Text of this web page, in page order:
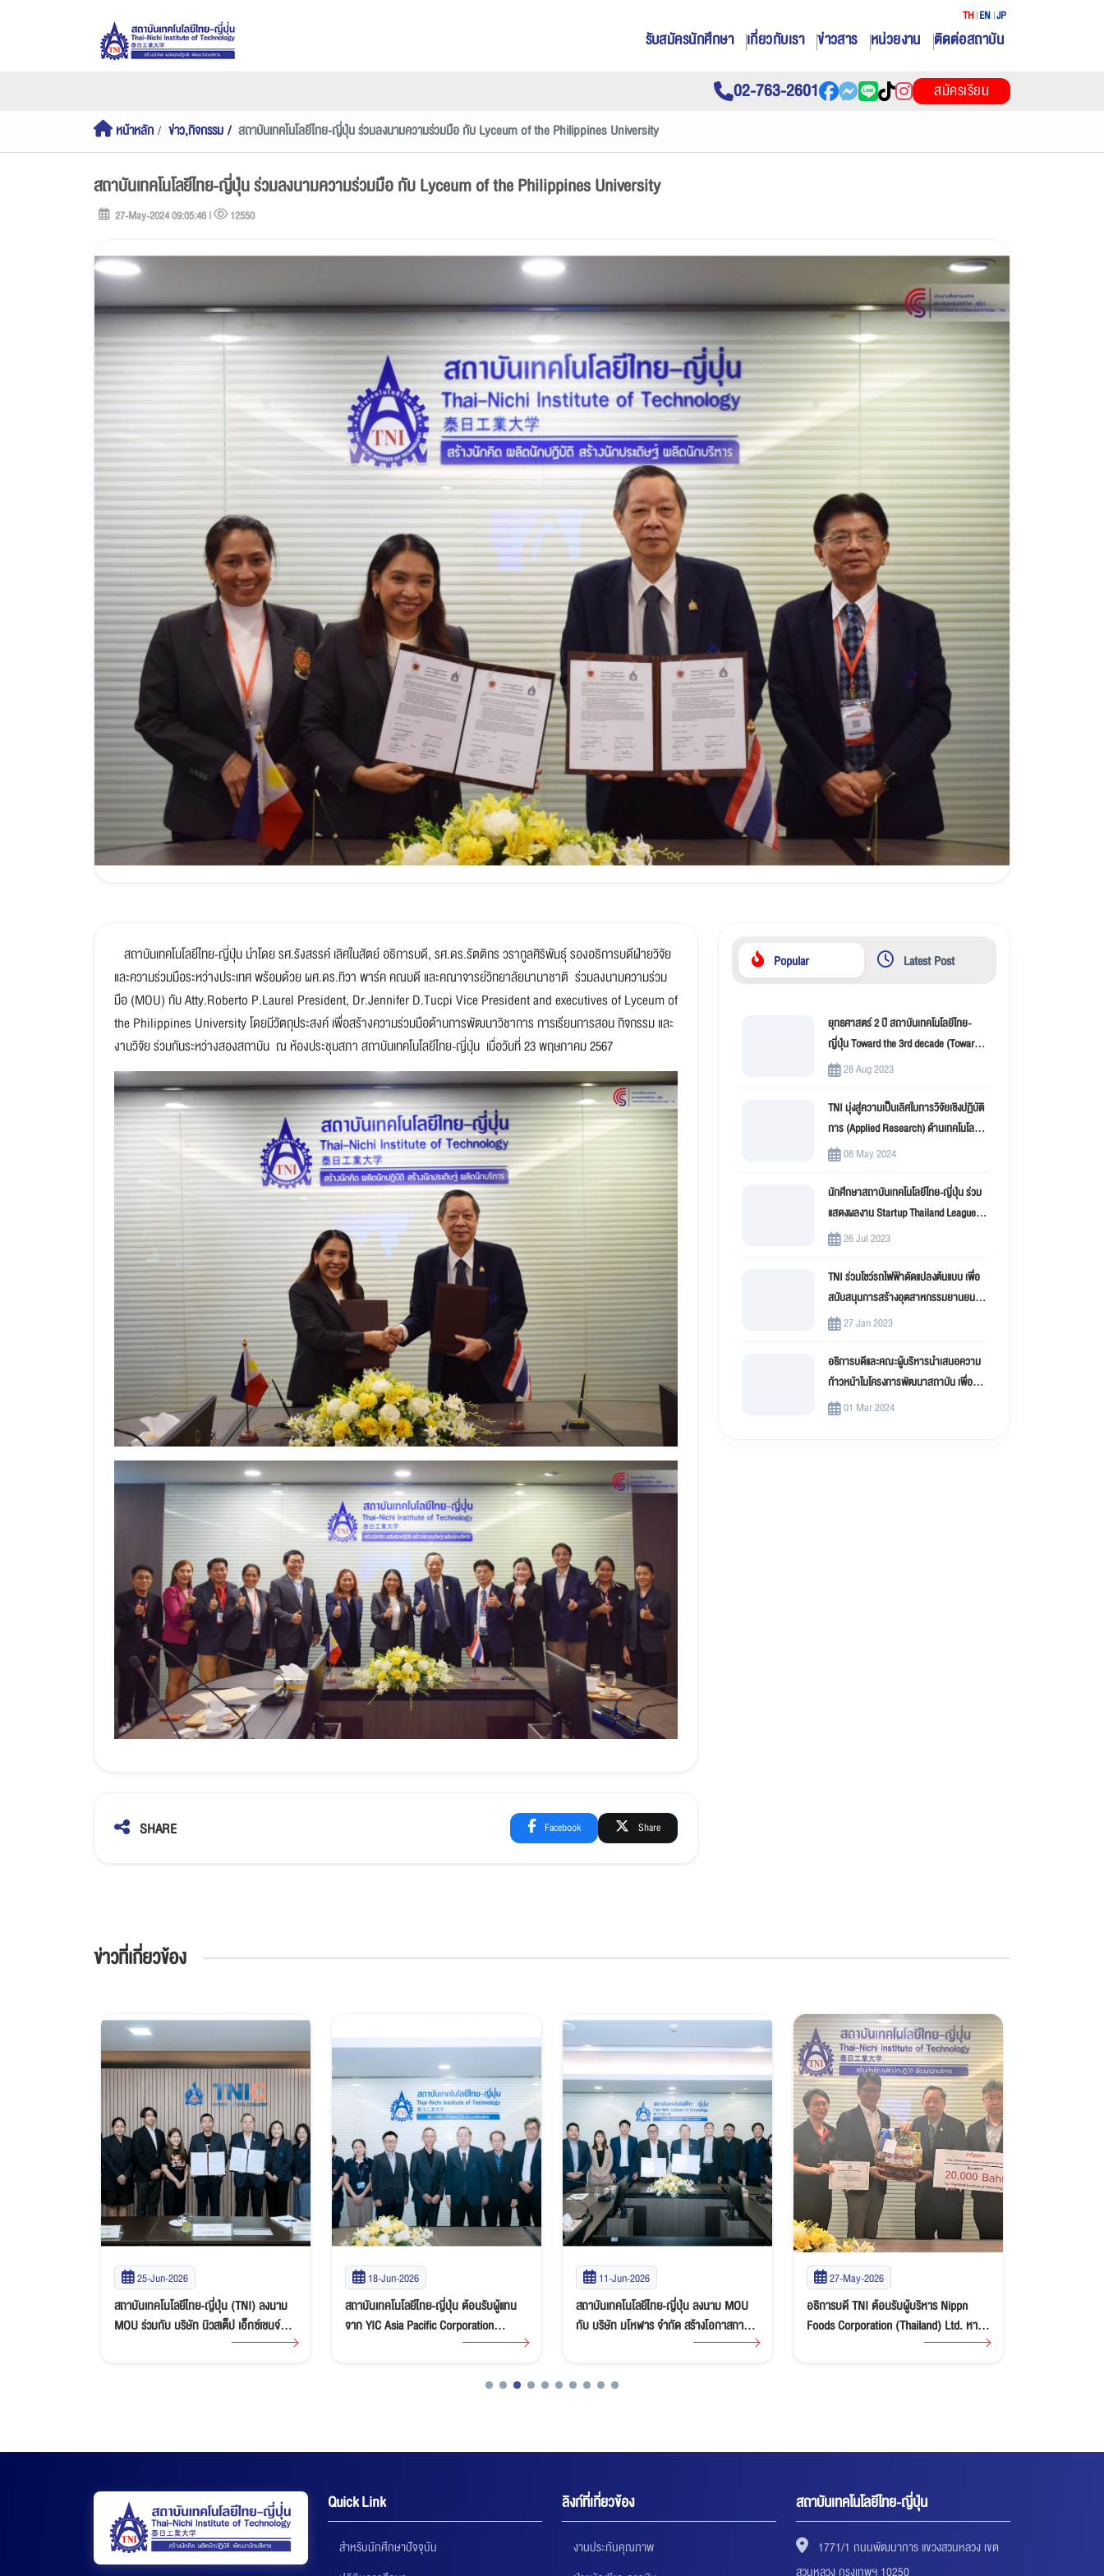
รับสมัครนักศึกษา เกี่ยวกับเรา ข่าวสาร หน่วยงาน ติดต่อสถาบัน
TH EN JP
02-763-2601 สมัครเรียน
หน้าหลัก ข่าว,กิจกรรม สถาบันเทคโนโลยีไทย-ญี่ปุ่น ร่วมลงนามความร่วมมือ กับ Lyceum of the Philippines University
สถาบันเทคโนโลยีไทย-ญี่ปุ่น ร่วมลงนามความร่วมมือ กับ Lyceum of the Philippines University
27-May-2024 09:05:46 | 12550
สถาบันเทคโนโลยีไทย-ญี่ปุ่น นำโดย รศ.รังสรรค์ เลิศในสัตย์ อธิการบดี, รศ.ดร.รัตติกร วรากูลศิริพันธุ์ รองอธิการบดีฝ่ายวิจัย
และความร่วมมือระหว่างประเทศ พร้อมด้วย ผศ.ดร.ทิวา พาร์ค คณบดี และคณาจารย์วิทยาลัยนานาชาติ ร่วมลงนามความร่วม
มือ (MOU) กับ Atty.Roberto P.Laurel President, Dr.Jennifer D.Tucpi Vice President and executives of Lyceum of
the Philippines University โดยมีวัตถุประสงค์ เพื่อสร้างความร่วมมือด้านการพัฒนาวิชาการ การเรียนการสอน กิจกรรม และ
งานวิจัย ร่วมกันระหว่างสองสถาบัน ณ ห้องประชุมสภา สถาบันเทคโนโลยีไทย-ญี่ปุ่น เมื่อวันที่ 23 พฤษภาคม 2567
SHARE Facebook Share
Popular Latest Post
ยุทธศาสตร์ 2 ปี สถาบันเทคโนโลยีไทย-
ญี่ปุ่น Toward the 3rd decade (Toward
New Innovation –TNI)
28 Aug 2023
TNI มุ่งสู่ความเป็นเลิศในการวิจัยเชิงปฏิบัติ
การ (Applied Research) ด้านเทคโนโลยี
สารสนเทศ
08 May 2024
นักศึกษาสถาบันเทคโนโลยีไทย-ญี่ปุ่น ร่วม
แสดงผลงาน Startup Thailand League
202326 Jul 2023
TNI ร่วมโชว์รถไฟฟ้าดัดแปลงต้นแบบ เพื่อ
สนับสนุนการสร้างอุตสาหกรรมยานยนต์
ไฟฟ้าดัดแปลง (EV Conversion)
27 Jan 2023
อธิการบดีและคณะผู้บริหารนำเสนอความ
ก้าวหน้าในโครงการพัฒนาสถาบัน เพื่อขับ
เคลื่อน สถาบันเทคโนโลยีไทย-ญี่ปุ่น (TNI)
01 Mar 2024
ข่าวที่เกี่ยวข้อง
25-Jun-2026
สถาบันเทคโนโลยีไทย-ญี่ปุ่น (TNI) ลงนาม
MOU ร่วมกับ บริษัท นิวสเต็ป เอ็กซ์เชนจ์
โปรแกรม จำกัด ส่งเสริมโอกาสนักศึกษาสู่
18-Jun-2026
สถาบันเทคโนโลยีไทย-ญี่ปุ่น ต้อนรับผู้แทน
จาก YIC Asia Pacific Corporation
Limited เยี่ยมชมครุภัณฑ์ที่มอบให้ พร้อม
11-Jun-2026
สถาบันเทคโนโลยีไทย-ญี่ปุ่น ลงนาม MOU
กับ บริษัท มโหฬาร จำกัด สร้างโอกาสการ
เรียนรู้และการทำงานแห่งอนาคต
27-May-2026
อธิการบดี TNI ต้อนรับผู้บริหาร Nippn
Foods Corporation (Thailand) Ltd. หารือ
ความร่วมมือและสนับสนุนทุนการศึกษา
Quick Link
สำหรับนักศึกษาปัจจุบัน
ลิงก์ที่เกี่ยวข้อง
งานประกันคุณภาพ
สถาบันเทคโนโลยีไทย-ญี่ปุ่น
1771/1 ถนนพัฒนาการ แขวงสวนหลวง เขต
สวนหลวง กรุงเทพฯ 10250